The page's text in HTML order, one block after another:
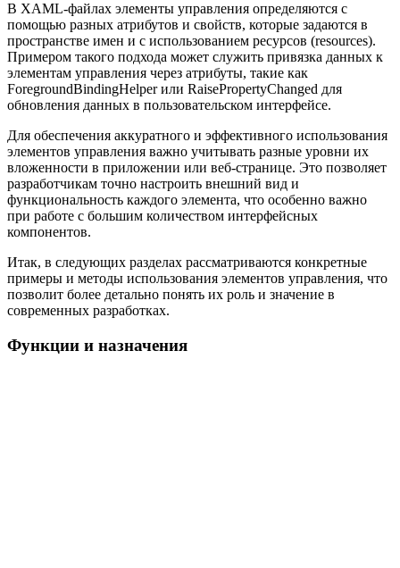
В XAML-файлах элементы управления определяются с
помощью разных атрибутов и свойств, которые задаются в
пространстве имен и с использованием ресурсов (resources).
Примером такого подхода может служить привязка данных к
элементам управления через атрибуты, такие как
ForegroundBindingHelper или RaisePropertyChanged для
обновления данных в пользовательском интерфейсе.
Для обеспечения аккуратного и эффективного использования
элементов управления важно учитывать разные уровни их
вложенности в приложении или веб-странице. Это позволяет
разработчикам точно настроить внешний вид и
функциональность каждого элемента, что особенно важно
при работе с большим количеством интерфейсных
компонентов.
Итак, в следующих разделах рассматриваются конкретные
примеры и методы использования элементов управления, что
позволит более детально понять их роль и значение в
современных разработках.
Функции и назначения